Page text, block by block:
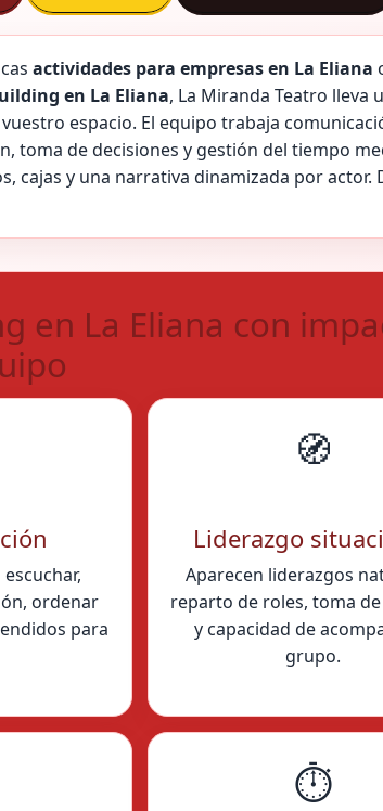
actividades para empresas en La Eliana
en La Eliana, La Miranda Teatro lleva
espacio. El equipo trabaja
toma de decisiones y gestión del tiempo
cajas y una narrativa dinamizada por actor.
en La Eliana con
ordenar
para
🧭
Liderazgo
Aparecen liderazgos
reparto de roles, toma
y capacidad de
grupo.
⏱️